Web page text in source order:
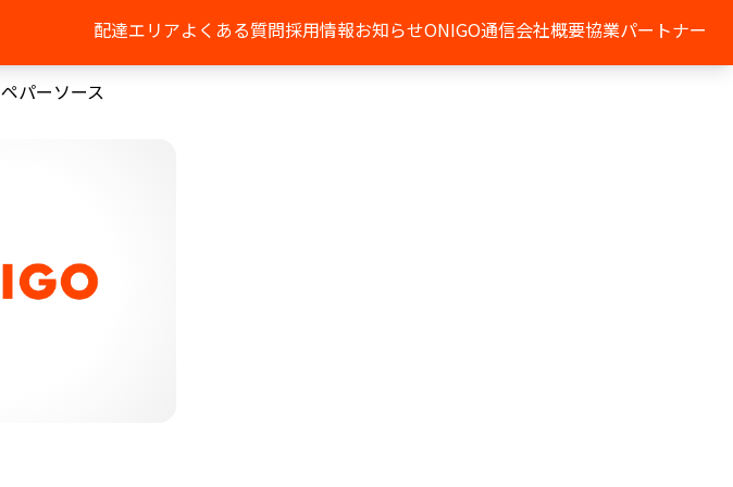
配達エリアよくある質問採用情報お知らせONIGO通信会社概要協業パートナー
ペパーソース